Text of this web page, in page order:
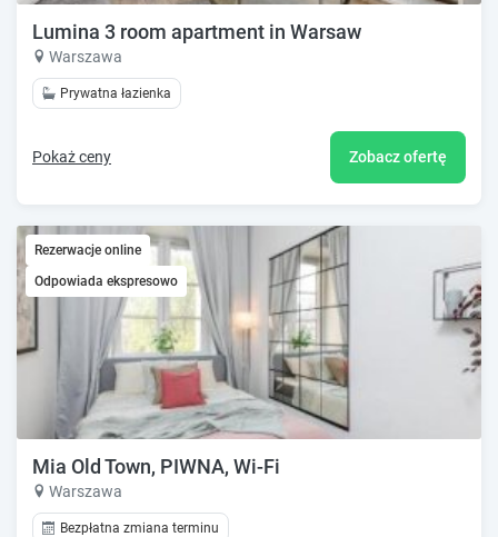
Lumina 3 room apartment in Warsaw
Warszawa
Prywatna łazienka
Pokaż ceny Zobacz ofertę
Rezerwacje online
Odpowiada ekspresowo
Mia Old Town, PIWNA, Wi-Fi
Warszawa
Bezpłatna zmiana terminu